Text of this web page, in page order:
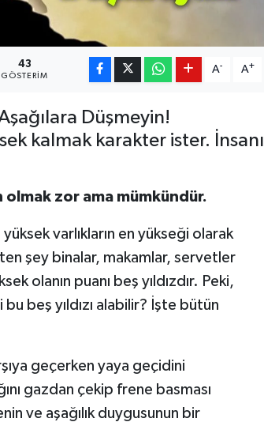
43
GÖSTERIM
A- A+
Düşmeyin!
kalmak karakter ister. İnsanı
olmak zor ama mümkündür.
varlıkların en yükseği olarak
şey binalar, makamlar, servetler
olanın puanı beş yıldızdır. Peki,
beş yıldızı alabilir? İşte bütün
geçerken yaya geçidini
gazdan çekip frene basması
ve aşağılık duygusunun bir